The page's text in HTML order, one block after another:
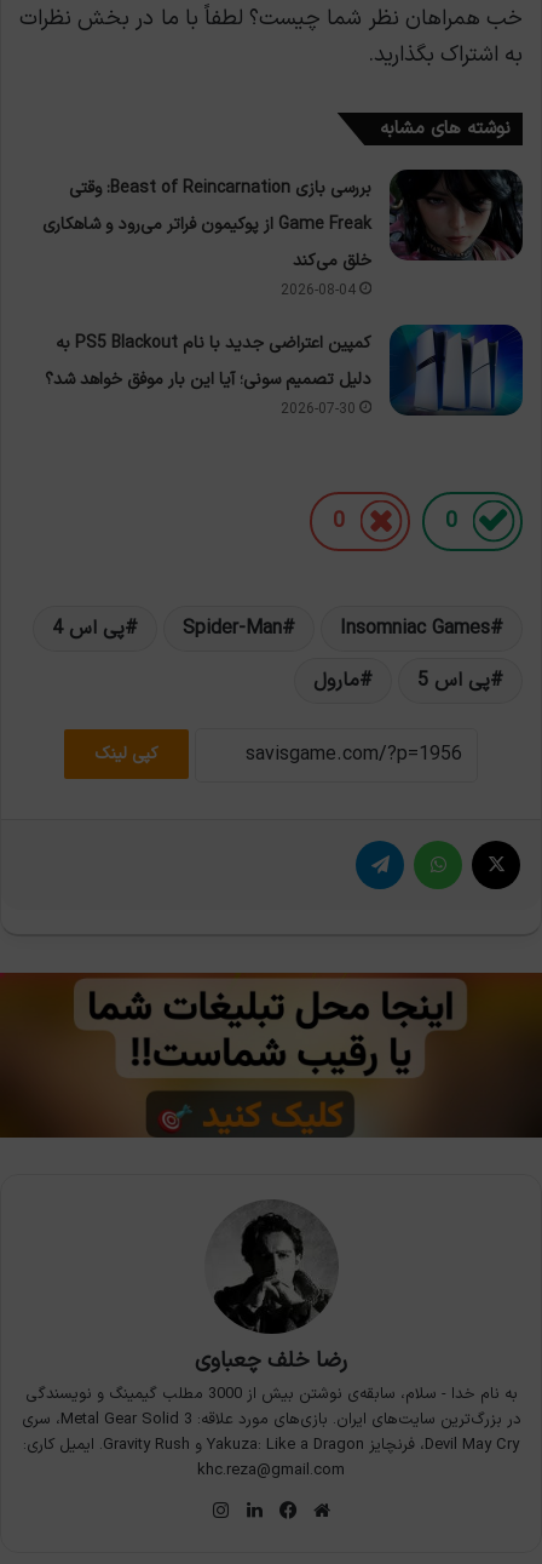
خب همراهان نظر شما چیست؟ لطفاً با ما در بخش نظرات
به اشتراک بگذارید.
نوشته های مشابه
بررسی بازی Beast of Reincarnation: وقتی
Game Freak از پوکیمون فراتر می‌رود و شاهکاری
خلق می‌کند
2026-08-04
کمپین اعتراضی جدید با نام PS5 Blackout به
دلیل تصمیم سونی؛ آیا این بار موفق خواهد شد؟
2026-07-30
0
0
Insomniac Games
Spider-Man
پی اس 4
پی اس 5
مارول
کپی لینک
رضا خلف چعباوی
به نام خدا - سلام، سابقه‌ی نوشتن بیش از 3000 مطلب گیمینگ و نویسندگی
در بزرگ‌ترین سایت‌های ایران. بازی‌های مورد علاقه: Metal Gear Solid 3، سری
Devil May Cry، فرنچایز Yakuza: Like a Dragon و Gravity Rush. ایمیل کاری:
khc.reza@gmail.com
وبسایت
فیس
لینکدین